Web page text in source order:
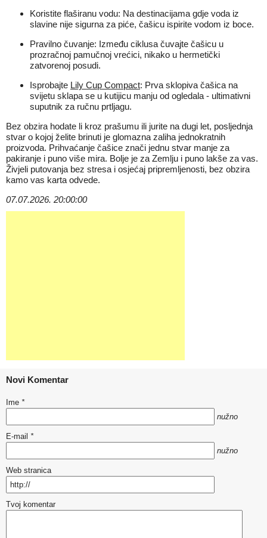
Koristite flaširanu vodu: Na destinacijama gdje voda iz
slavine nije sigurna za piće, čašicu ispirite vodom iz boce.
Pravilno čuvanje: Između ciklusa čuvajte čašicu u
prozračnoj pamučnoj vrećici, nikako u hermetički
zatvorenoj posudi.
Isprobajte Lily Cup Compact: Prva sklopiva čašica na
svijetu sklapa se u kutijicu manju od ogledala - ultimativni
suputnik za ručnu prtljagu.
Bez obzira hodate li kroz prašumu ili jurite na dugi let, posljednja
stvar o kojoj želite brinuti je glomazna zaliha jednokratnih
proizvoda. Prihvaćanje čašice znači jednu stvar manje za
pakiranje i puno više mira. Bolje je za Zemlju i puno lakše za vas.
Živjeli putovanja bez stresa i osjećaj pripremljenosti, bez obzira
kamo vas karta odvede.
07.07.2026. 20:00:00
Novi Komentar
Ime *
nužno
E-mail *
nužno
Web stranica
Tvoj komentar